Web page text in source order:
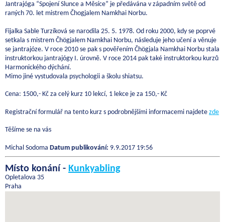
Jantrajóga “Spojení Slunce a Měsíce” je předávána v západním světě od
raných 70. let mistrem Čhogjalem Namkhai Norbu.
Fijalka Sable Turzíková se narodila 25. 5. 1978. Od roku 2000, kdy se poprvé
setkala s mistrem Čhögjalem Namkhai Norbu, následuje jeho učení a věnuje
se jantrajóze. V roce 2010 se pak s pověřením Čhögjala Namkhai Norbu stala
instruktorkou jantrajógy I. úrovně. V roce 2014 pak také instruktorkou kurzů
Harmonického dýchání.
Mimo jiné vystudovala psychologii a školu shiatsu.
Cena: 1500,- Kč za celý kurz 10 lekcí, 1 lekce je za 150,- Kč
Registrační formulář na tento kurz s podrobnějšími informacemi najdete zde
Těšíme se na vás
Michal Sodoma Datum publikování: 9.9.2017 19:56
Místo konání - Kunkyabling
Opletalova 35
Praha